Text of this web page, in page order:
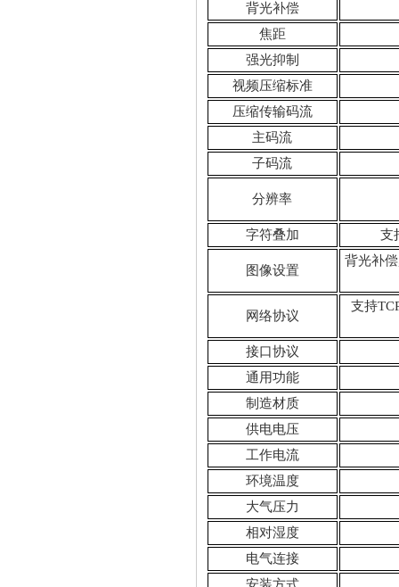
背光补偿
焦距
强光抑制
视频压缩标准
压缩传输码流
主码流
子码流
分辨率
字符叠加 支
图像设置
背光补
网络协议
支持
接口协议
通用功能
制造材质
供电电压
工作电流
环境温度
大气压力
相对湿度
电气连接